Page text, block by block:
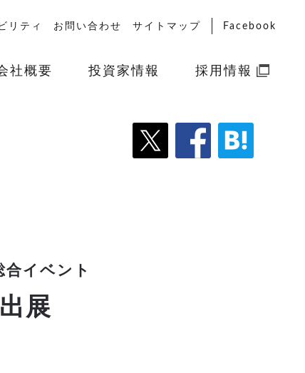
リティ お問い合わせ サイトマップ Facebook
社概要 投資家情報 採用情報
イベント
展